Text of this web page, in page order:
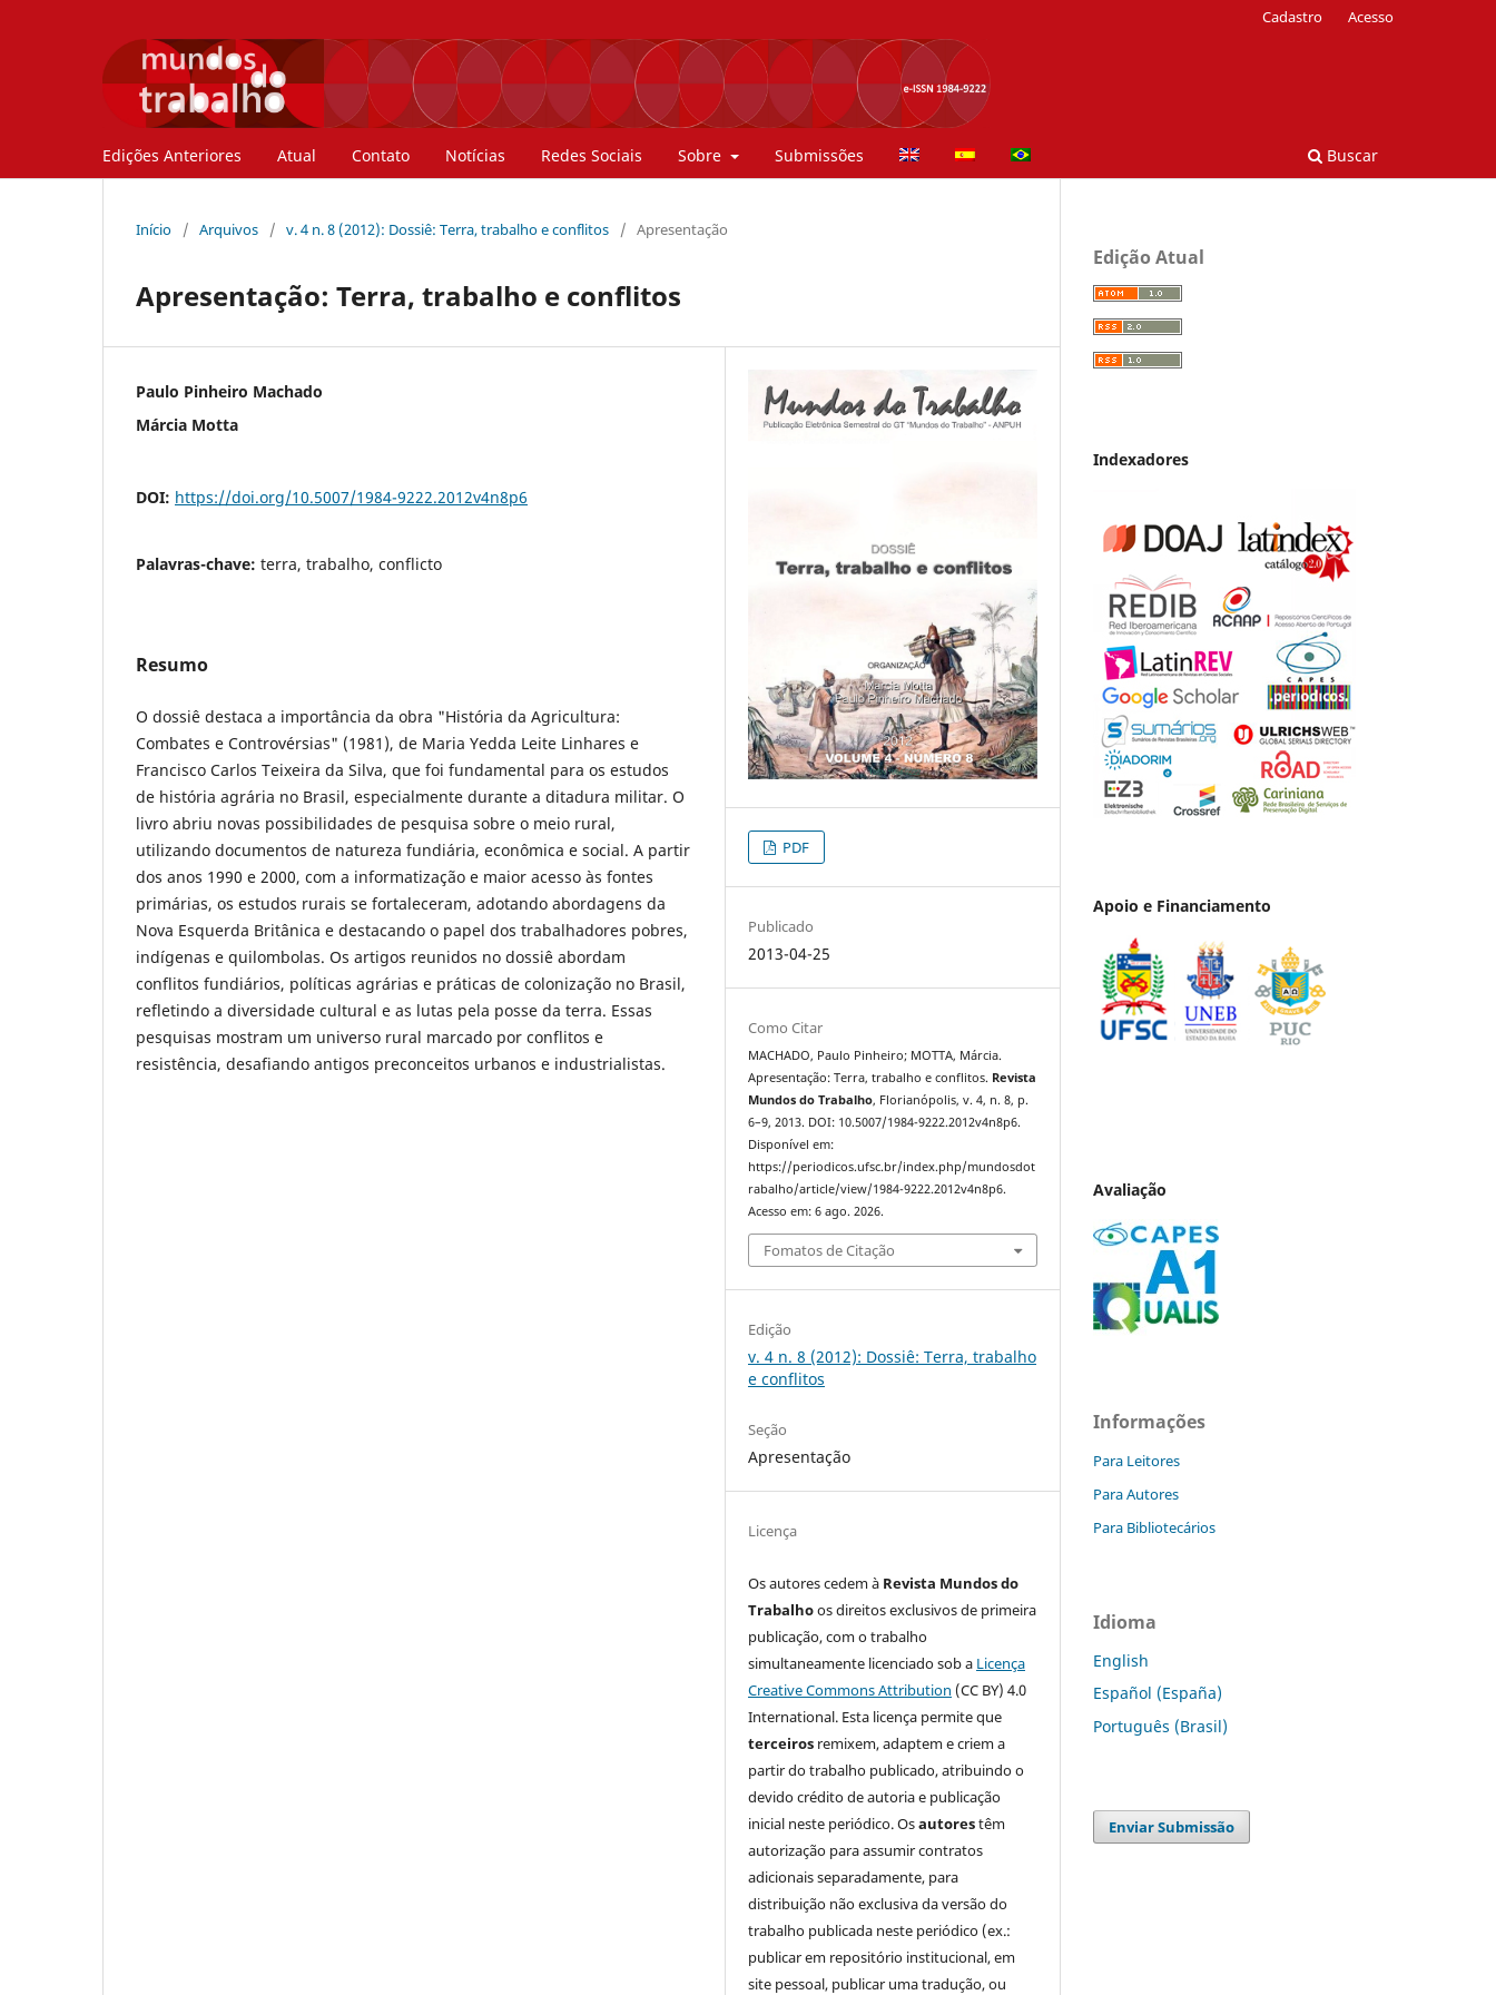
Edições Anteriores Atual Contato Notícias Redes Sociais Sobre Submissões Buscar
Cadastro Acesso
Início / Arquivos / v. 4 n. 8 (2012): Dossiê: Terra, trabalho e conflitos / Apresentação
Apresentação: Terra, trabalho e conflitos
Paulo Pinheiro Machado
Márcia Motta
DOI: https://doi.org/10.5007/1984-9222.2012v4n8p6
Palavras-chave: terra, trabalho, conflicto
Resumo
O dossiê destaca a importância da obra "História da Agricultura:
Combates e Controvérsias" (1981), de Maria Yedda Leite Linhares e
Francisco Carlos Teixeira da Silva, que foi fundamental para os estudos
de história agrária no Brasil, especialmente durante a ditadura militar. O
livro abriu novas possibilidades de pesquisa sobre o meio rural,
utilizando documentos de natureza fundiária, econômica e social. A partir
dos anos 1990 e 2000, com a informatização e maior acesso às fontes
primárias, os estudos rurais se fortaleceram, adotando abordagens da
Nova Esquerda Britânica e destacando o papel dos trabalhadores pobres,
indígenas e quilombolas. Os artigos reunidos no dossiê abordam
conflitos fundiários, políticas agrárias e práticas de colonização no Brasil,
refletindo a diversidade cultural e as lutas pela posse da terra. Essas
pesquisas mostram um universo rural marcado por conflitos e
resistência, desafiando antigos preconceitos urbanos e industrialistas.
PDF
Publicado
2013-04-25
Como Citar
MACHADO, Paulo Pinheiro; MOTTA, Márcia.
Apresentação: Terra, trabalho e conflitos. Revista
Mundos do Trabalho, Florianópolis, v. 4, n. 8, p.
6–9, 2013. DOI: 10.5007/1984-9222.2012v4n8p6.
Disponível em:
https://periodicos.ufsc.br/index.php/mundosdot
rabalho/article/view/1984-9222.2012v4n8p6.
Acesso em: 6 ago. 2026.
Fomatos de Citação
Edição
v. 4 n. 8 (2012): Dossiê: Terra, trabalho
e conflitos
Seção
Apresentação
Licença
Os autores cedem à Revista Mundos do
Trabalhoos direitos exclusivos de primeira
publicação, com o trabalho
simultaneamente licenciado sob a Licença
Creative Commons Attribution (CC BY) 4.0
International. Esta licença permite que
terceiros remixem, adaptem e criem a
partir do trabalho publicado, atribuindo o
devido crédito de autoria e publicação
inicial neste periódico. Osautorestêm
autorização para assumir contratos
adicionais separadamente, para
distribuição não exclusiva da versão do
trabalho publicada neste periódico (ex.:
publicar em repositório institucional, em
site pessoal, publicar uma tradução, ou
Edição Atual
Indexadores
Apoio e Financiamento
Avaliação
Informações
Para Leitores
Para Autores
Para Bibliotecários
Idioma
English
Español (España)
Português (Brasil)
Enviar Submissão